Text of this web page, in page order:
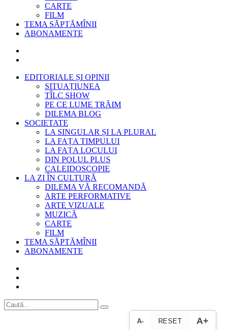
CARTE
FILM
TEMA SĂPTĂMÎNII
ABONAMENTE
EDITORIALE ȘI OPINII
SITUAȚIUNEA
TÎLC SHOW
PE CE LUME TRĂIM
DILEMA BLOG
SOCIETATE
LA SINGULAR ȘI LA PLURAL
LA FAȚA TIMPULUI
LA FAȚA LOCULUI
DIN POLUL PLUS
CALEIDOSCOPIE
LA ZI ÎN CULTURĂ
DILEMA VĂ RECOMANDĂ
ARTE PERFORMATIVE
ARTE VIZUALE
MUZICĂ
CARTE
FILM
TEMA SĂPTĂMÎNII
ABONAMENTE
A- RESET A+